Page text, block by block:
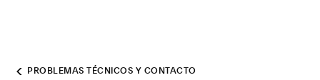
PROBLEMAS TÉCNICOS Y CONTACTO